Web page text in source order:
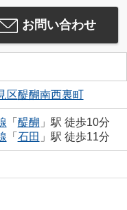
お問い合わせ
区醍醐南西裏町
「 醍醐 」駅 徒歩10分
「 石田 」駅 徒歩11分